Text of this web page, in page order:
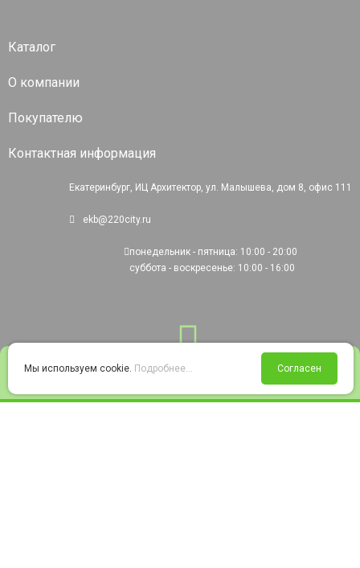
Войти Избранное Корзина
Каталог
О компании
Покупателю
Контактная информация
Екатеринбург, ИЦ Архитектор, ул. Малышева, дом 8, офис 111
ekb@220city.ru
понедельник - пятница: 10:00 - 20:00
суббота - воскресенье: 10:00 - 16:00
Мы используем cookie. Подробнее... Согласен